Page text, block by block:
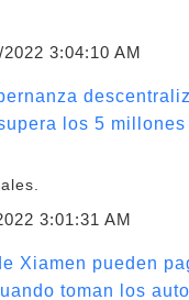
3:04:10 AM
los 5
3:01:31 AM
Xiamen pueden
toman los